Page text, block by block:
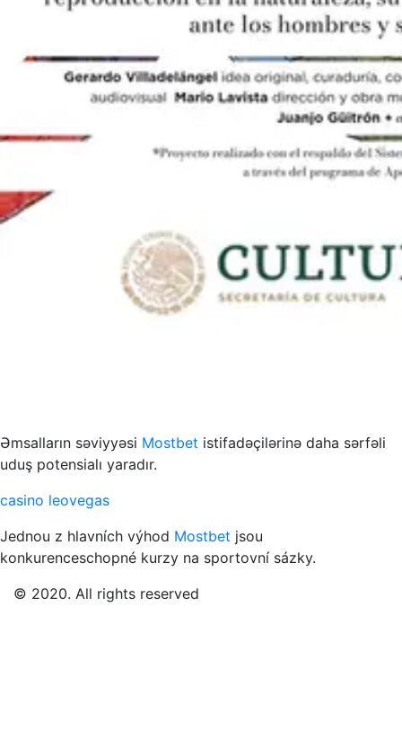
Əmsalların səviyyəsi Mostbet istifadəçilərinə daha sərfəli
uduş potensialı yaradır.
casino leovegas
Jednou z hlavních výhod Mostbet jsou
konkurenceschopné kurzy na sportovní sázky.
© 2020. All rights reserved